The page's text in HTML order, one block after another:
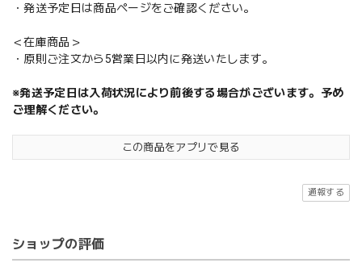
・発送予定日は商品ページをご確認ください。
＜在庫商品＞
・原則ご注文から5営業日以内に発送いたします。
※発送予定日は入荷状況により前後する場合がございます。予め
ご理解ください。
この商品をアプリで見る
通報する
ショップの評価